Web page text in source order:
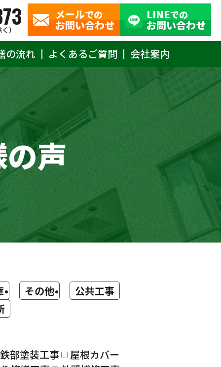
）
メールでの
お問い合わせ
LINEでの
お問い合わせ
の流れ よくあるご質問 会社案内
声
その他
公共工事
鉄部塗装工事
屋根カバー